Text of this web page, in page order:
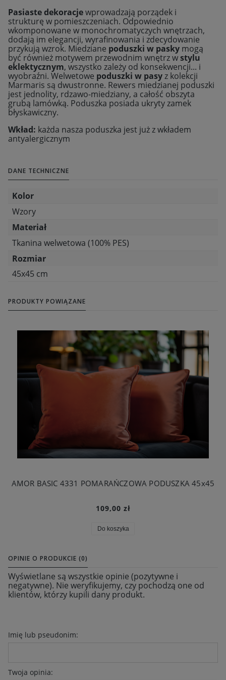
Pasiaste dekoracjewprowadzają porządek i
strukturę w pomieszczeniach. Odpowiednio
wkomponowane w monochromatyczych wnętrzach,
dodają im elegancji, wyrafinowania i zdecydowanie
przykują wzrok. Miedziane poduszki w pasky mogą
być również motywem przewodnim wnętrz wstylu
eklektycznym, wszystko zależy od konsekwencji... i
wyobraźni. Welwetowe poduszki w pasyz kolekcji
Marmaris są dwustronne. Rewers miedzianej poduszki
jest jednolity, rdzawo-miedziany, a całość obszyta
grubą lamówką. Poduszka posiada ukryty zamek
błyskawiczny.
Wkład: każda nasza poduszka jest już z wkładem
antyalergicznym
DANE TECHNICZNE
Kolor
Wzory
Materiał
Tkanina welwetowa (100% PES)
Rozmiar
45x45 cm
PRODUKTY POWIĄZANE
AMOR BASIC 4331 POMARAŃCZOWA PODUSZKA 45x45
109,00 zł
Do koszyka
OPINIE O PRODUKCIE (0)
Wyświetlane są wszystkie opinie (pozytywne i
negatywne). Nie weryfikujemy, czy pochodzą one od
klientów, którzy kupili dany produkt.
Imię lub pseudonim:
Twoja opinia: